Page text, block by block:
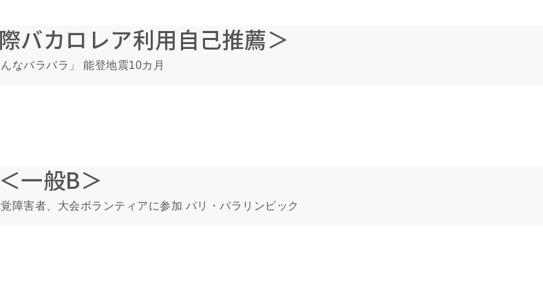
バカロレア利用自己推薦＞
なバラバラ」 能登地震10カ月
一般B＞
障害者、大会ボランティアに参加 パリ・パラリンピック